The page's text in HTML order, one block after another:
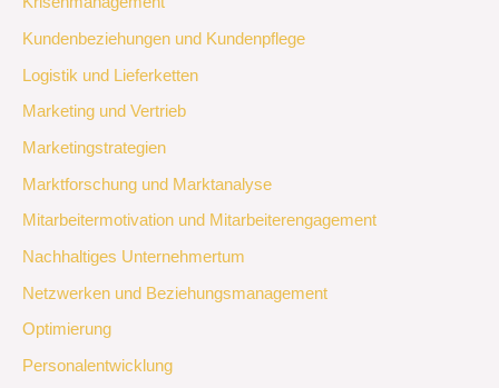
Kundenbeziehungen und Kundenpflege
Logistik und Lieferketten
Marketing und Vertrieb
Marketingstrategien
Marktforschung und Marktanalyse
Mitarbeitermotivation und Mitarbeiterengagement
Nachhaltiges Unternehmertum
Netzwerken und Beziehungsmanagement
Optimierung
Personalentwicklung